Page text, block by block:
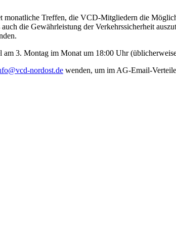
Treffen, die VCD-Mitgliedern die
die Gewährleistung der Verkehrssicherheit
3. Montag im Monat um 18:00 Uhr
nordost.de wenden, um im AG-Email-